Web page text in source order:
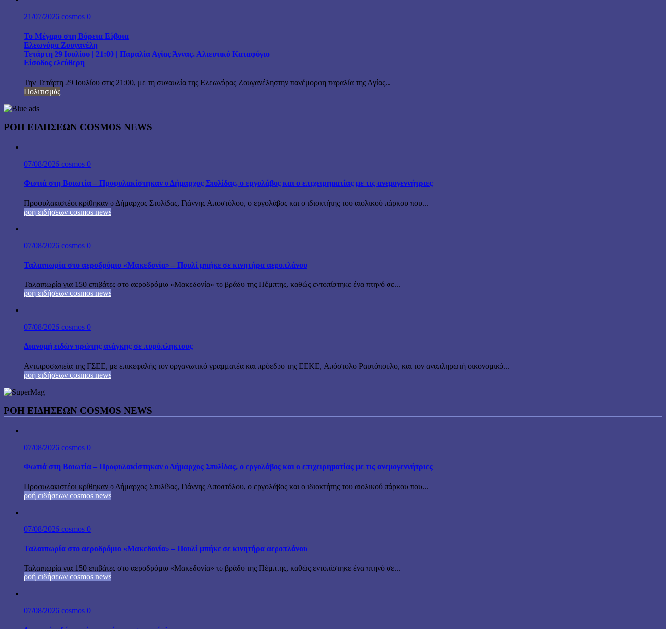
21/07/2026 cosmos 0
Το Μέγαρο στη Βόρεια Εύβοια
Ελεωνόρα Ζουγανέλη
Τετάρτη 29 Ιουλίου | 21:00 | Παραλία Αγίας Άννας, Αλιευτικό Καταφύγιο
Είσοδος ελεύθερη
Την Τετάρτη 29 Ιουλίου στις 21:00, με τη συναυλία της Ελεωνόρας Ζουγανέληστην πανέμορφη παραλία της Αγίας...
Πολιτισμός
ΡΟΗ ΕΙΔΗΣΕΩΝ COSMOS NEWS
07/08/2026 cosmos 0
Φωτιά στη Βοιωτία – Προφυλακίστηκαν ο Δήμαρχος Στυλίδας, ο εργολάβος και ο επιχειρηματίας με τις ανεμογεννήτριες
Προφυλακιστέοι κρίθηκαν ο Δήμαρχος Στυλίδας, Γιάννης Αποστόλου, ο εργολάβος και ο ιδιοκτήτης του αιολικού πάρκου που...
ροή ειδήσεων cosmos news
07/08/2026 cosmos 0
Ταλαιπωρία στο αεροδρόμιο «Μακεδονία» – Πουλί μπήκε σε κινητήρα αεροπλάνου
Ταλαιπωρία για 150 επιβάτες στο αεροδρόμιο «Μακεδονία» το βράδυ της Πέμπτης, καθώς εντοπίστηκε ένα πτηνό σε...
ροή ειδήσεων cosmos news
07/08/2026 cosmos 0
Διανομή ειδών πρώτης ανάγκης σε πυρόπληκτους
Αντιπροσωπεία της ΓΣΕΕ, με επικεφαλής τον οργανωτικό γραμματέα και πρόεδρο της ΕΕΚΕ, Απόστολο Ραυτόπουλο, και τον αναπληρωτή οικονομικό...
ροή ειδήσεων cosmos news
ΡΟΉ ΕΙΔΉΣΕΩΝ COSMOS NEWS
07/08/2026 cosmos 0
Φωτιά στη Βοιωτία – Προφυλακίστηκαν ο Δήμαρχος Στυλίδας, ο εργολάβος και ο επιχειρηματίας με τις ανεμογεννήτριες
Προφυλακιστέοι κρίθηκαν ο Δήμαρχος Στυλίδας, Γιάννης Αποστόλου, ο εργολάβος και ο ιδιοκτήτης του αιολικού πάρκου που...
ροή ειδήσεων cosmos news
07/08/2026 cosmos 0
Ταλαιπωρία στο αεροδρόμιο «Μακεδονία» – Πουλί μπήκε σε κινητήρα αεροπλάνου
Ταλαιπωρία για 150 επιβάτες στο αεροδρόμιο «Μακεδονία» το βράδυ της Πέμπτης, καθώς εντοπίστηκε ένα πτηνό σε...
ροή ειδήσεων cosmos news
07/08/2026 cosmos 0